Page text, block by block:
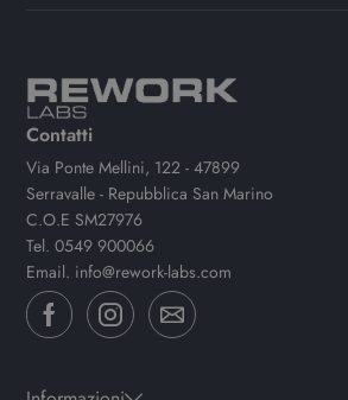
Contatti
Via Ponte Mellini, 122 - 47899
Serravalle - Repubblica San Marino
C.O.E SM27976
Tel.0549 900066
Email. info@rework-labs.com